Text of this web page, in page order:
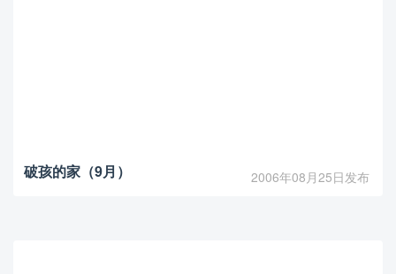
破孩的家（9月） 2006年08月25日发布